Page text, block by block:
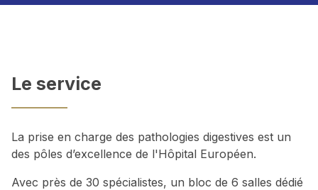
Le service
La prise en charge des pathologies digestives est un
des pôles d’excellence de l'Hôpital Européen.
Avec près de 30 spécialistes, un bloc de 6 salles dédié